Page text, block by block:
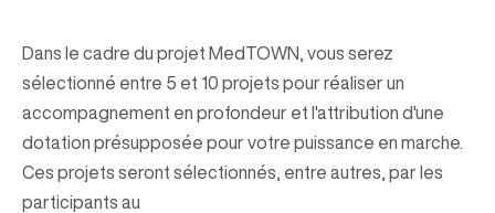
Dans le cadre du projet MedTOWN, vous serez
sélectionné entre 5 et 10 projets pour réaliser un
accompagnement en profondeur et l'attribution d'une
dotation présupposée pour votre puissance en marche.
Ces projets seront sélectionnés, entre autres, par les
participants au